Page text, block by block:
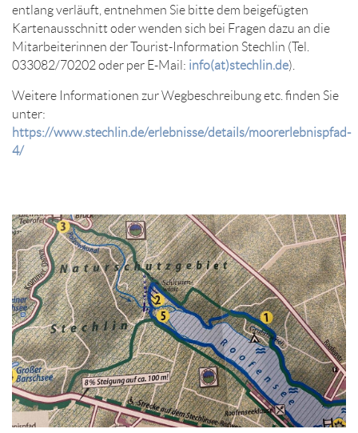
entlang verläuft, entnehmen Sie bitte dem beigefügten
Kartenausschnitt oder wenden sich bei Fragen dazu an die
Mitarbeiterinnen der Tourist-Information Stechlin (Tel.
033082/70202 oder per E-Mail: info(at)stechlin.de).
Weitere Informationen zur Wegbeschreibung etc. finden Sie
unter:
https://www.stechlin.de/erlebnisse/details/moorerlebnispfad-
4/